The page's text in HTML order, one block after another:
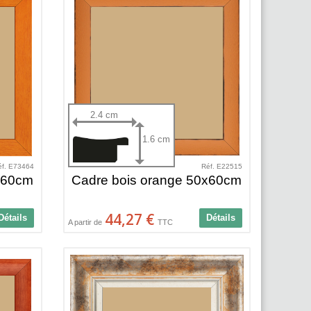
E73464
Détails
2.4 cm
1.6 cm
Réf. E22515
Cadre bois orange 50x60cm
Détails
A partir de 44,27 € TTC